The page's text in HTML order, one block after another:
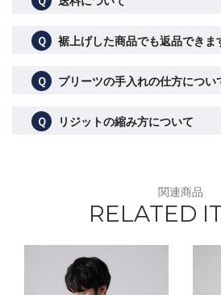
Ｑ 裾上げした商品でも返品できま
Ｑ プリーツの手入れの仕方につい
Ｑ リジットの縮み方について
関連商品
RELATED